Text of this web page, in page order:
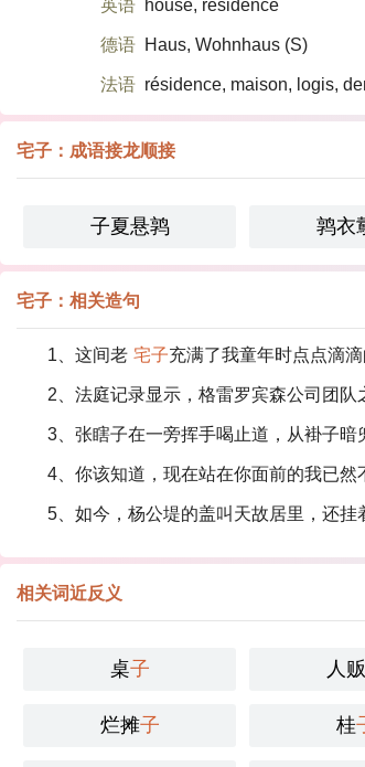
英语 house, residence
德语 Haus, Wohnhaus (S)​
法语 résidence, maison, logis,
宅子：成语接龙顺接
子夏悬鹑 鹑衣
宅子：相关造句
1、这间老 宅子充满了我童年时点点滴滴
2、法庭记录显示，格雷罗宾森公司团
3、张瞎子在一旁挥手喝止道，从褂子
4、你该知道，现在站在你面前的我已
5、如今，杨公堤的盖叫天故居里，还
相关词近反义
桌子 人贩
烂摊子 桂